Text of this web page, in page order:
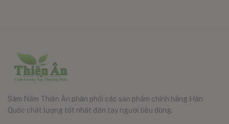
Sâm Nấm Thiên Ân phân phối các sản phẩm chính hãng Hàn
Quốc chất lượng tốt nhất đến tay người tiêu dùng.